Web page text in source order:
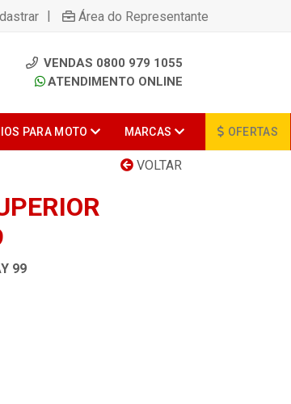
| Área do Representante
VENDAS 0800 979 1055
ATENDIMENTO ONLINE
PARA MOTO MARCAS OFERTAS
VOLTAR
99